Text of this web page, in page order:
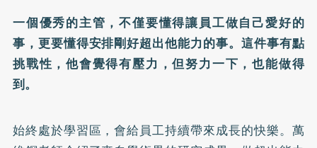
一個優秀的主管，不僅要懂得讓員工做自己愛好的
事，更要懂得安排剛好超出他能力的事。這件事有點
挑戰性，他會覺得有壓力，但努力一下，也能做得
到。
始終處於學習區，會給員工持續帶來成長的快樂。萬